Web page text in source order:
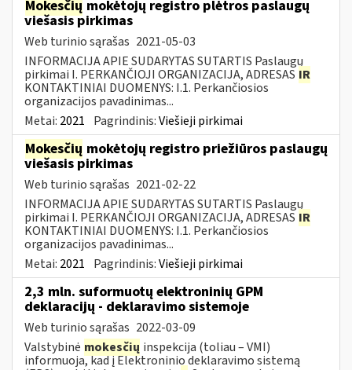
Mokesčių mokėtojų registro plėtros paslaugų
viešasis pirkimas
Web turinio sąrašas 2021-05-03
INFORMACIJA APIE SUDARYTAS SUTARTIS Paslaugų
pirkimai I. PERKANČIOJI ORGANIZACIJA, ADRESAS IR
KONTAKTINIAI DUOMENYS: I.1. Perkančiosios
organizacijos pavadinimas...
Metai: 2021 Pagrindinis:Viešieji pirkimai
Mokesčių mokėtojų registro priežiūros paslaugų
viešasis pirkimas
Web turinio sąrašas 2021-02-22
INFORMACIJA APIE SUDARYTAS SUTARTIS Paslaugų
pirkimai I. PERKANČIOJI ORGANIZACIJA, ADRESAS IR
KONTAKTINIAI DUOMENYS: I.1. Perkančiosios
organizacijos pavadinimas...
Metai: 2021 Pagrindinis:Viešieji pirkimai
2,3 mln. suformuotų elektroninių GPM
deklaracijų - deklaravimo sistemoje
Web turinio sąrašas 2022-03-09
Valstybinė mokesčių inspekcija (toliau – VMI)
informuoja, kad į Elektroninio deklaravimo sistemą